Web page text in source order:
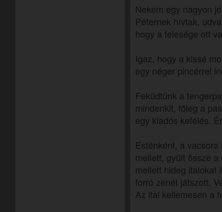
Nekem egy nagyon
Péternek hívtak,
hogy a felesége ott
Igaz, hogy a kissé
egy néger pincérrel
Feküdtünk a
mindenkit, főleg a
egy kiadós kefélés.
Esténként, a
mellett, gyűlt össze
mellett hideg italokat
forró zenét játszott.
Az ital kellemesen a